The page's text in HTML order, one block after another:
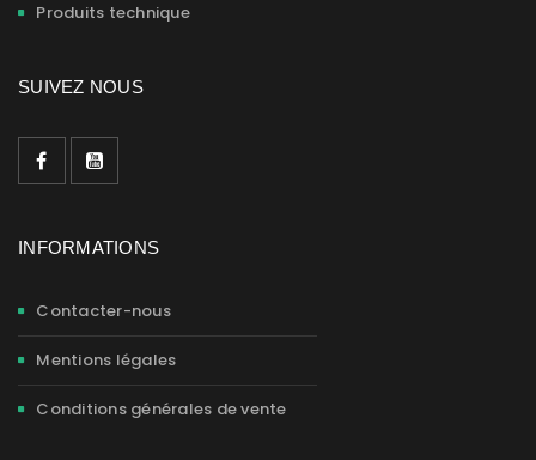
Produits technique
SUIVEZ NOUS
INFORMATIONS
Contacter-nous
Mentions légales
Conditions générales de vente